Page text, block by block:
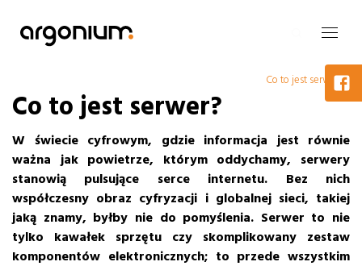
Co to jest serwer?
Co to jest serwer?
W świecie cyfrowym, gdzie informacja jest równie
ważna jak powietrze, którym oddychamy, serwery
stanowią pulsujące serce internetu. Bez nich
współczesny obraz cyfryzacji i globalnej sieci, takiej
jaką znamy, byłby nie do pomyślenia. Serwer to nie
tylko kawałek sprzętu czy skomplikowany zestaw
komponentów elektronicznych; to przede wszystkim